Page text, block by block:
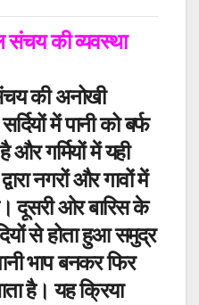
की व्यवस्था
की अनोखी
में पानी को बर्फ
गर्मियों में यही
द्वारा नगरोंऔर गावों में
ओर बारिस के
से होता हुआ समुद्र
भाप बनकर फिर
है। यहक्रिया